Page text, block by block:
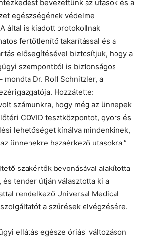
bevezettünk az utasok és a
egészségének védelme
által is kiadott protokollnak
fertőtlenítő takarítással és a
elősegítésével biztosítjuk, hogy a
szempontból is biztonságos
mondta Dr. Rolf Schnitzler, a
Hozzátette:
számunkra, hogy még az ünnepek
COVID tesztközpontot, gyors és
lehetőséget kínálva mindenkinek,
ünnepekre hazaérkező utasokra.”
szakértők bevonásával alakította
és tender útján választotta ki a
rendelkező Universal Medical
a szűrések elvégzésére.
ellátás egésze óriási változáson